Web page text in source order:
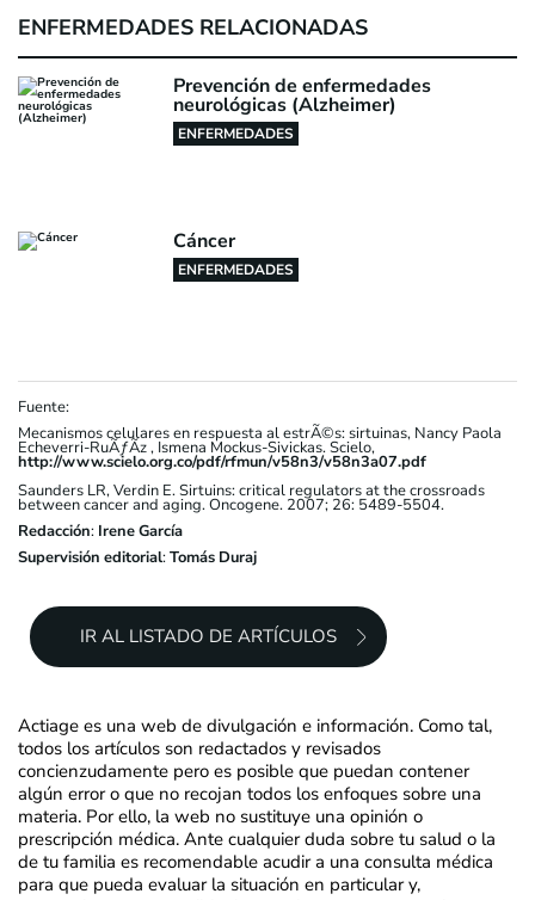
ENFERMEDADES RELACIONADAS
Prevención de enfermedades
neurológicas (Alzheimer)
ENFERMEDADES
Cáncer
ENFERMEDADES
Fuente:
Mecanismos celulares en respuesta al estrÃ©s: sirtuinas, Nancy Paola
Echeverri-RuÃƒÃ­z , Ismena Mockus-Sivickas. Scielo,
http://www.scielo.org.co/pdf/rfmun/v58n3/v58n3a07.pdf
Saunders LR, Verdin E. Sirtuins: critical regulators at the crossroads
between cancer and aging. Oncogene. 2007; 26: 5489-5504.
Redacción: Irene García
Supervisión editorial:Tomás Duraj
IR AL LISTADO DE ARTÍCULOS
Actiage es una web de divulgación e información. Como tal,
todos los artículos son redactados y revisados
concienzudamente pero es posible que puedan contener
algún error o que no recojan todos los enfoques sobre una
materia. Por ello, la web no sustituye una opinión o
prescripción médica. Ante cualquier duda sobre tu salud o la
de tu familia es recomendable acudir a una consulta médica
para que pueda evaluar la situación en particular y,